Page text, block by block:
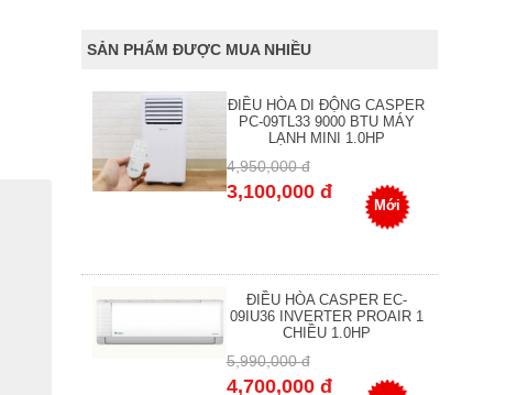
SẢN PHẨM ĐƯỢC MUA NHIỀU
ĐIỀU HÒA DI ĐỘNG CASPER
PC-09TL33 9000 BTU MÁY
LẠNH MINI 1.0HP
4,950,000 đ
3,100,000 đ
Mới
ĐIỀU HÒA CASPER EC-
09IU36 INVERTER PROAIR 1
CHIỀU 1.0HP
5,990,000 đ
4,700,000 đ